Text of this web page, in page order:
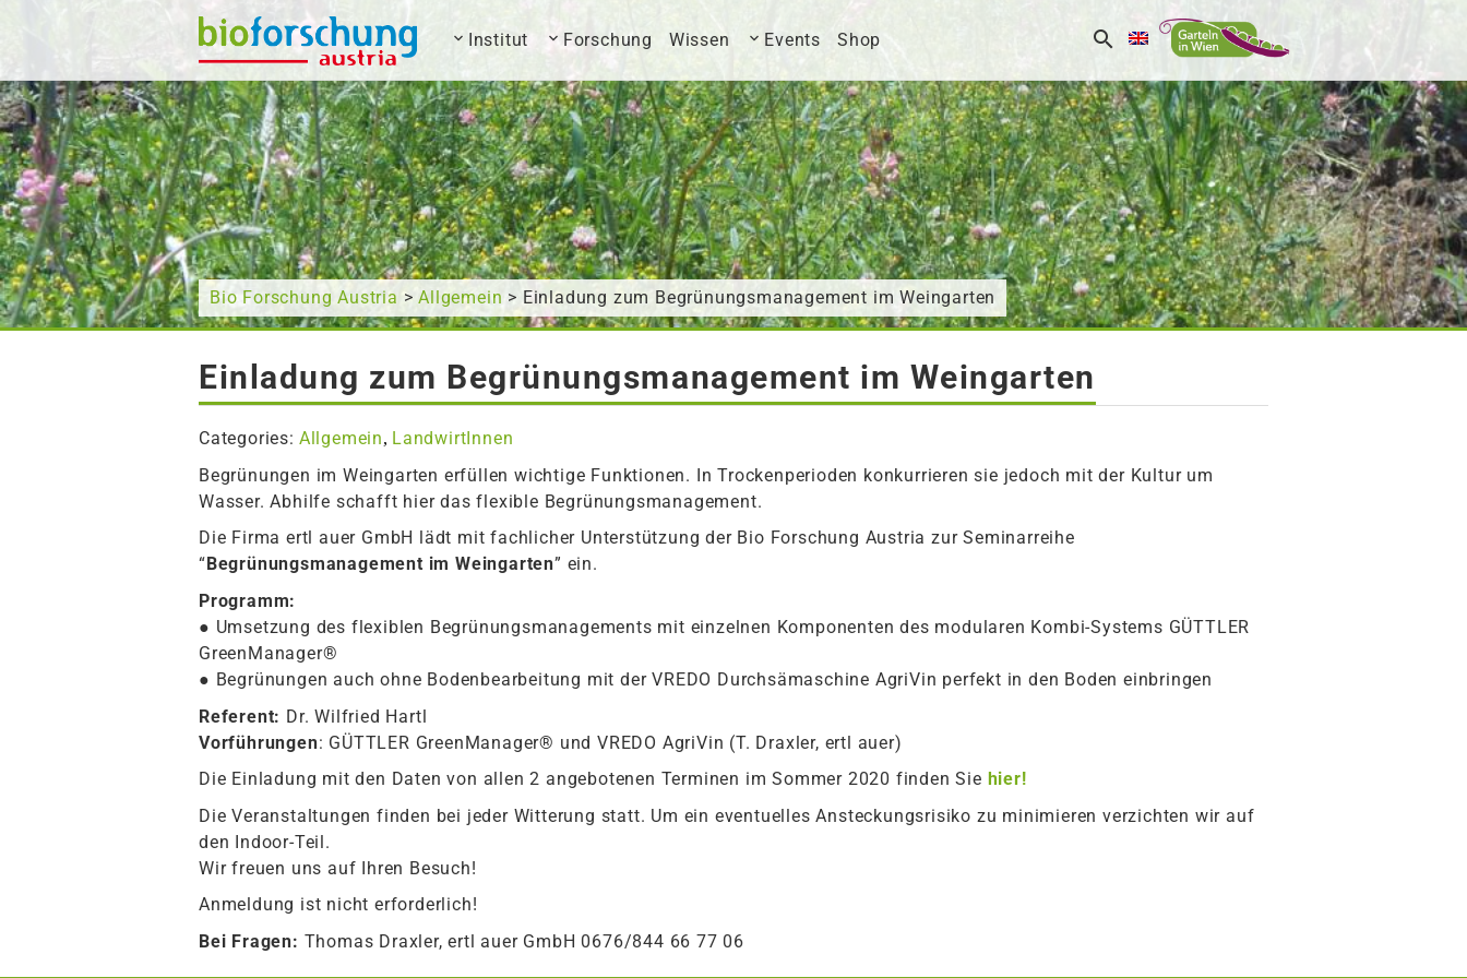
What are you looking for? Institut Forschung Wissen Events Shop
Bio Forschung Austria >Allgemein > Einladung zum Begrünungsmanagement im Weingarten
Einladung zum Begrünungsmanagement im Weingarten
Categories: Allgemein, LandwirtInnen
Begrünungen im Weingarten erfüllen wichtige Funktionen. In Trockenperioden konkurrieren sie jedoch mit der Kultur um
Wasser. Abhilfe schafft hier das flexible Begrünungsmanagement.
Die Firma ertl auer GmbH lädt mit fachlicher Unterstützung der Bio Forschung Austria zur Seminarreihe
“ Begrünungsmanagement im Weingarten” ein.
Programm:
● Umsetzung des flexiblen Begrünungsmanagements mit einzelnen Komponenten des modularen Kombi-Systems GÜTTLER
GreenManager®
● Begrünungen auch ohne Bodenbearbeitung mit der VREDO Durchsämaschine AgriVin perfekt in den Boden einbringen
Referent: Dr. Wilfried Hartl
Vorführungen: GÜTTLER GreenManager® und VREDO AgriVin (T. Draxler, ertl auer)
Die Einladung mit den Daten von allen 2 angebotenen Terminen im Sommer 2020 finden Sie hier!
Die Veranstaltungen finden bei jeder Witterung statt. Um ein eventuelles Ansteckungsrisiko zu minimieren verzichten wir auf
den Indoor-Teil.
Wir freuen uns auf Ihren Besuch!
Anmeldung ist nicht erforderlich!
Bei Fragen: Thomas Draxler, ertl auer GmbH 0676/844 66 77 06